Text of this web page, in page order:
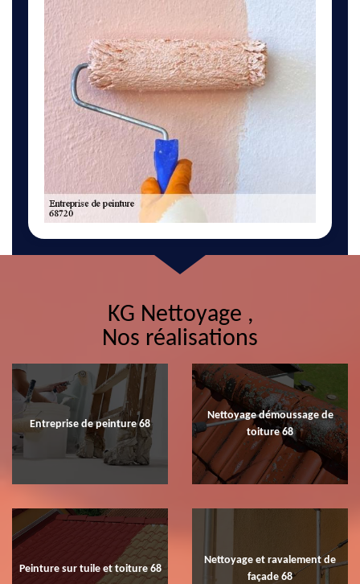
KG Nettoyage ,
Nos réalisations
Entreprise de peinture 68
Nettoyage démoussage de
toiture 68
Peinture sur tuile et toiture 68
Nettoyage et ravalement de
façade 68